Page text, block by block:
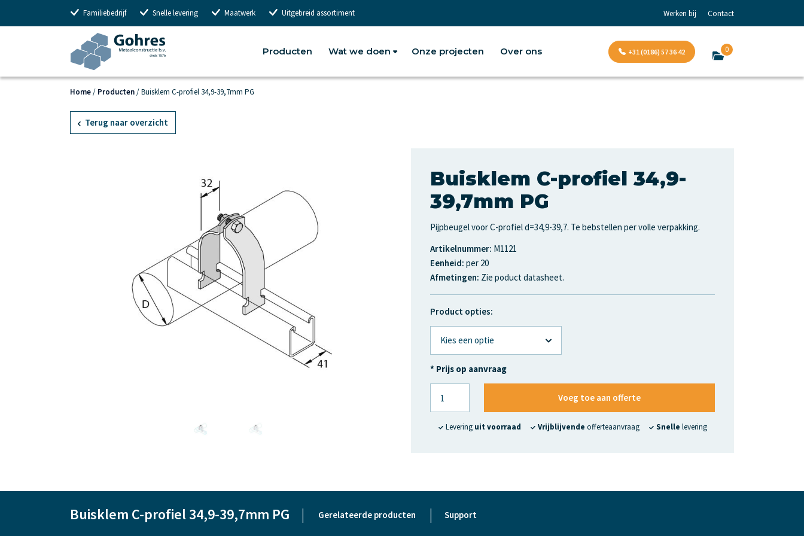
Familiebedrijf Snelle levering Maatwerk Uitgebreid assortiment Werken bij Contact
Producten Wat we doen Onze projecten Over ons +31 (0186) 57 36 42 0
Home/ Producten/Buisklem C-profiel 34,9-39,7mm PG
Terug naar overzicht
Buisklem C-profiel 34,9-
39,7mm PG
Pijpbeugel voor C-profiel d=34,9-39,7. Te bebstellen per volle verpakking.
Artikelnummer: M1121
Eenheid: per 20
Afmetingen: Zie poduct datasheet.
Product opties:
* Prijs op aanvraag
Voeg toe aan offerte
Levering uit voorraad Vrijblijvende offerteaanvraag Snelle levering
Buisklem C-profiel 34,9-39,7mm PG | Gerelateerde producten | Support